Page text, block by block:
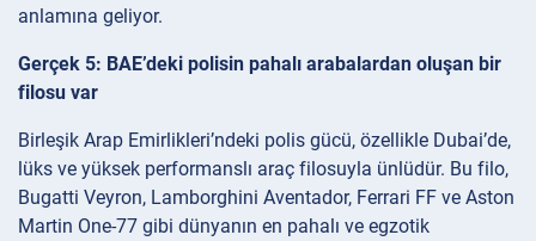
anlamına geliyor.
Gerçek 5: BAE’deki polisin pahalı arabalardan oluşan bir
filosu var
Birleşik Arap Emirlikleri’ndeki polis gücü, özellikle Dubai’de,
lüks ve yüksek performanslı araç filosuyla ünlüdür. Bu filo,
Bugatti Veyron, Lamborghini Aventador, Ferrari FF ve Aston
Martin One-77 gibi dünyanın en pahalı ve egzotik